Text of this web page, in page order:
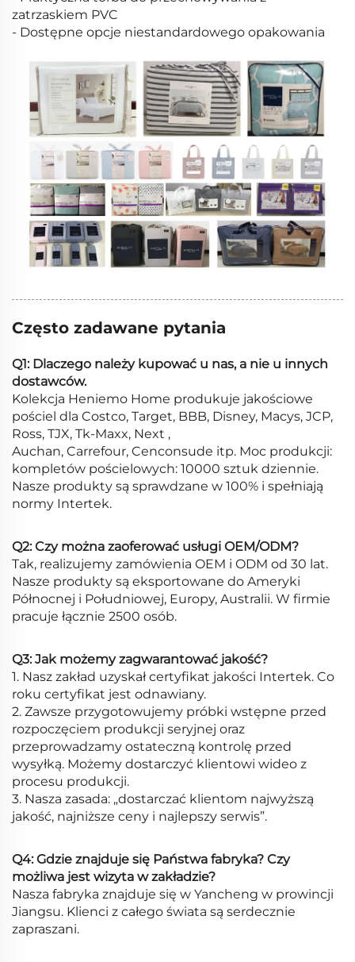
zatrzaskiem PVC
- Dostępne opcje niestandardowego opakowania
Często zadawane pytania
Q1: Dlaczego należy kupować u nas, a nie u innych
dostawców.
Kolekcja Heniemo Home produkuje jakościowe
pościel dla Costco, Target, BBB, Disney, Macys, JCP,
Ross, TJX, Tk-Maxx, Next ,
Auchan, Carrefour, Cenconsude itp. Moc produkcji:
kompletów pościelowych: 10000 sztuk dziennie.
Nasze produkty są sprawdzane w 100% i spełniają
normy Intertek.
Q2: Czy można zaoferować usługi OEM/ODM?
Tak, realizujemy zamówienia OEM i ODM od 30 lat.
Nasze produkty są eksportowane do Ameryki
Północnej i Południowej, Europy, Australii. W firmie
pracuje łącznie 2500 osób.
Q3: Jak możemy zagwarantować jakość?
1. Nasz zakład uzyskał certyfikat jakości Intertek. Co
roku certyfikat jest odnawiany.
2. Zawsze przygotowujemy próbki wstępne przed
rozpoczęciem produkcji seryjnej oraz
przeprowadzamy ostateczną kontrolę przed
wysyłką. Możemy dostarczyć klientowi wideo z
procesu produkcji.
3. Nasza zasada: „dostarczać klientom najwyższą
jakość, najniższe ceny i najlepszy serwis”.
Q4: Gdzie znajduje się Państwa fabryka? Czy
możliwa jest wizyta w zakładzie?
Nasza fabryka znajduje się w Yancheng w prowincji
Jiangsu. Klienci z całego świata są serdecznie
zapraszani.